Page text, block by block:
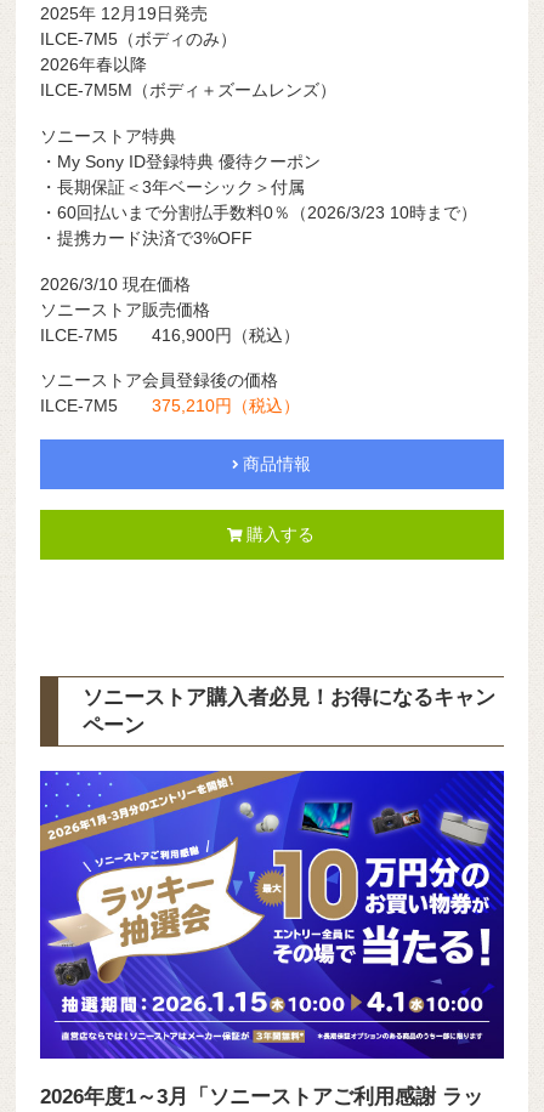
2025年 12月19日発売
ILCE-7M5（ボディのみ）
2026年春以降
ILCE-7M5M（ボディ＋ズームレンズ）
ソニーストア特典
・My Sony ID登録特典 優待クーポン
・長期保証＜3年ベーシック＞付属
・60回払いまで分割払手数料0％（2026/3/23 10時まで）
・提携カード決済で3%OFF
2026/3/10 現在価格
ソニーストア販売価格
ILCE-7M5 416,900円（税込）
ソニーストア会員登録後の価格
ILCE-7M5375,210円（税込）
商品情報
購入する
ソニーストア購入者必見！お得になるキャン
ペーン
2026年度1～3月「ソニーストアご利用感謝 ラッ